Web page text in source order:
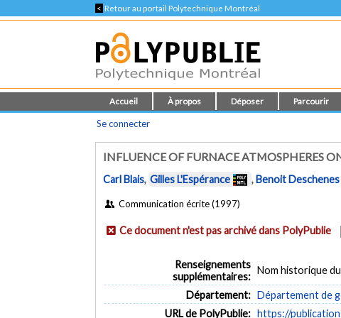
< Retour au portail Polytechnique Montréal
Accueil À propos Déposer Parcourir
Se connecter
INFLUENCE OF FURNACE ATMOSPHERES
Carl Blais, Gilles L'Espérance ,Benoit Deschenes
Communication écrite (1997)
Ce document n'est pas archivé dans PolyPublie
Renseignements
supplémentaires:
Nom historique
Département: Département de
URL de PolyPublie: https://